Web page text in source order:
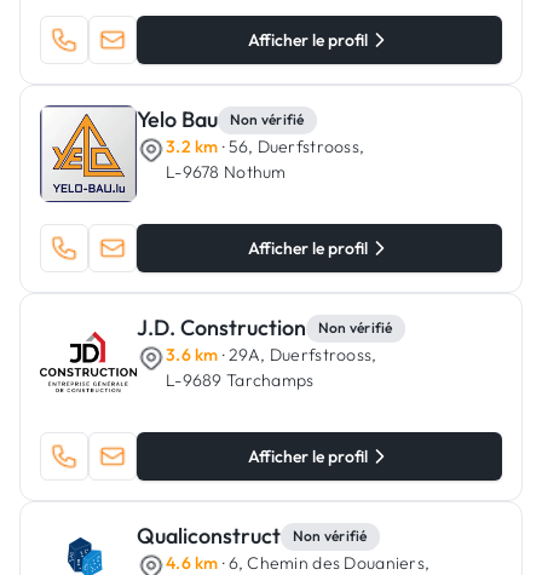
Afficher le profil
Yelo Bau Non vérifié
3.2 km · 56, Duerfstrooss,
L-9678 Nothum
Afficher le profil
J.D. Construction Non vérifié
3.6 km · 29A, Duerfstrooss,
L-9689 Tarchamps
Afficher le profil
Qualiconstruct Non vérifié
4.6 km · 6, Chemin des Douaniers,